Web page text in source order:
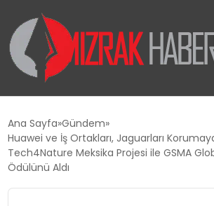
SIYASET
DÜNYA
Ana Sayfa Gündem
Huawei ve İş Ortakları, Jaguarları
Tech4Nature Meksika Projesi ile GSMA
Ödülünü Aldı